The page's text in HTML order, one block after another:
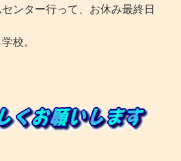
センター行って、お休み最終日
校。